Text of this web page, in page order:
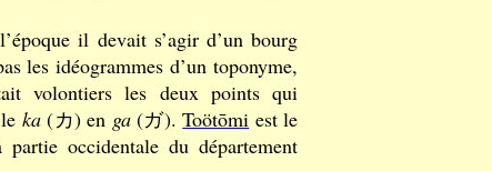
il devait s’agir d’un bourg
les idéogrammes d’un toponyme,
volontiers les deux points qui
ka(カ) en ga(ガ).Toötōmi est le
occidentale du département